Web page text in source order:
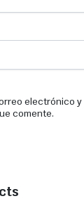
electrónico
comente.